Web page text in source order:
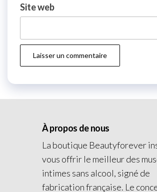
Site web
À propos de nous
La boutique Beautyforever
vous offrir le meilleur des
intimes sans alcool, signé de
fabrication française. Le